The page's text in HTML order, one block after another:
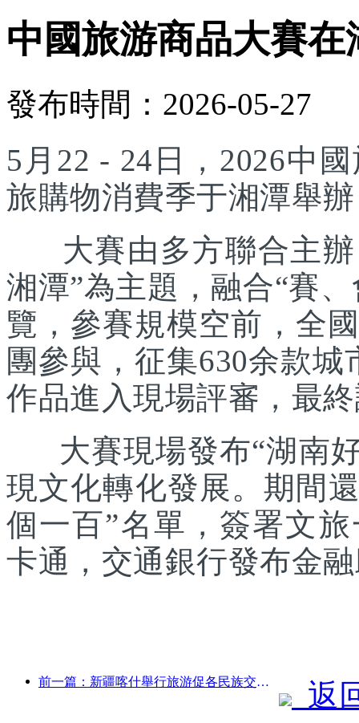
中國旅游商品大賽
發布時間：2026-05-27
5月22 - 24日，2026中
旅購物消費季于湘潭舉
大賽由多方聯合主辦
湘潭”為主題，融合“賽
覽，參賽規模空前，全
團參與，征集630余款
作品進入現場評審，最
大賽現場發布“湖南好
現文化轉化發展。期間
個一百”名單，簽署文
卡通，交通銀行發布金
前一篇：新疆喀什舉行旅游促各民族交流推廣活動 返